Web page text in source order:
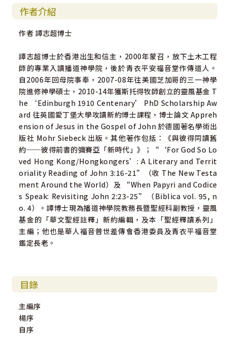
作者介紹
作者 譚志超博士
譚志超博士於香港出生和信主，2000年蒙召，放下土木工程
師的專業入讀播道神學院，後於青衣平安福音堂作傳道人。
自2006年回母院事奉，2007-08年往美國芝加哥的三一神學
院進修神學碩士，2010-14年獲斯托得牧師創立的靈風基金 T
he ‘Edinburgh 1910 Centenary’ PhD Scholarship Aw
ard 往英國愛丁堡大學攻讀新約博士課程，博士論文 Appreh
ension of Jesus in the Gospel of John 於德國著名學術出
版社 Mohr Siebeck 出版。其他著作包括：《與彼得同讀舊
約──彼得前書的彌賽亞「新時代」》；“‘For God So Lo
ved Hong Kong/Hongkongers’: A Literary and Territ
oriality Reading of John 3:16-21”（收 The New Testa
ment Around the World）及 “When Papyri and Codice
s Speak: Revisiting John 2:23-25”（Biblica vol. 95, n
o. 4）。譚博士現為播道神學院教務長暨聖經科副教授，靈風
基金的「華文聖經註釋」新約編輯，及本「聖經釋讀系列」
主編；他也是華人福音普世差傳會香港委員及青衣平福音堂
鑑定長老。
目錄
主編序
楊序
自序